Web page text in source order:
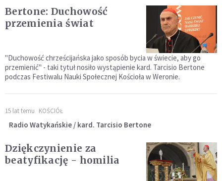
Bertone: Duchowość
przemienia świat
"Duchowość chrześcijańska jako sposób bycia w świecie, aby go
przemienić" - taki tytuł nosiło wystąpienie kard. Tarcisio Bertone
podczas Festiwalu Nauki Społecznej Kościoła w Weronie.
15 lat temu KOŚCIÓŁ
Radio Watykańskie / kard. Tarcisio Bertone
Dziękczynienie za
beatyfikację - homilia